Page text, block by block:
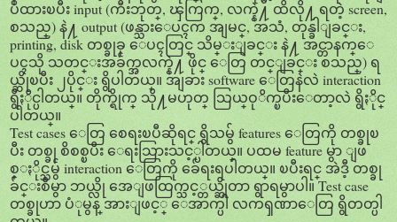
ပဳထားၿပီး input (ကီးဘုတ္, ၾကြက္, လက္နဲ႔ ထိလို႔ ရတဲ့ screen,
စသည္) နဲ႔ output (ဖန္သားေပၚက အျမင္, အသံ, တုန္ခါျခင္း,
printing, disk တစ္ခုခု ေပၚတြင္ သိမ္းျခင္း နဲ႔ အင္တာနက္ေ
ပၚသို သတင္းအခ်က္အလက္နဲ႔ ဖိုင္ ေတြ တင္ျခင္း စသည္) ရ
ယ္ဆိုၿပီး ၂ပိုင္း ရွိပါတယ္။ အျခား software ေတြနဲလဲ interaction
ရွိႏိုင္ပါတယ္။ တိုက္ရိုက္ သို႔မဟုတ္ သြယ္ဝုိက္ၿပီးေတာ့လဲ ရွိႏိုင္
ပါတယ္။
Test cases ေတြ စေရးၿပီဆိုရင္ ရွိသမွ် features ေတြကို တစ္ခုၿ
ပီး တစ္ခု စိစစ္ၿပီး ေရးသြားသင့္ပါတယ္။ ပထမ feature မွာ ျဖ
စ္ႏိုင္သမွ် interaction ေတြကို ခ်ေရးရပါတယ္။ ၿပီးရင္ အဲဒီ့ တစ္ခု
ခ်င္းစီမွာ ဘယ္လို အေျဖထြက္သင့္တယ္ဆိုတာ ရွာရမွာပါ။ Test case
တစ္ခုဟာ ပံုမွန္ အားျဖင့္ ေအာက္ပါ လကၡဏာေတြ ရွိတတ္ပါ